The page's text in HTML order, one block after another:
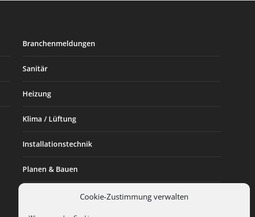
Cookie-Zustimmung verwalten
Branchenmeldungen
Sanitär
Heizung
Klima / Lüftung
Installationstechnik
Planen & Bauen